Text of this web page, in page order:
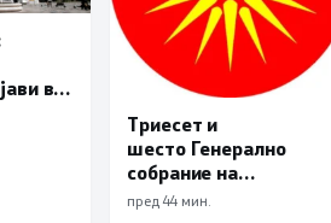
во
Триесет и
шесто Генерално
собрание на
Светскиот
пред 44 мин.